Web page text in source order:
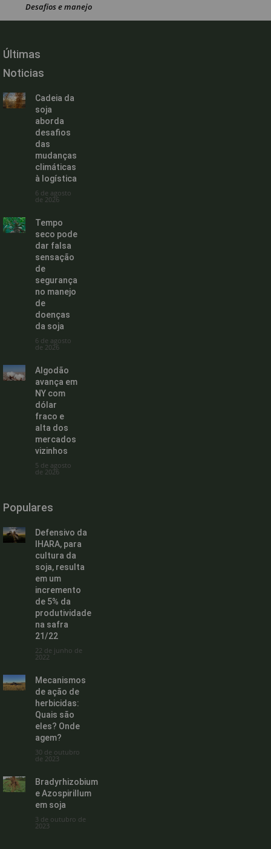
Desafios e manejo
Últimas
Noticias
Cadeia da
soja
aborda
desafios
das
mudanças
climáticas
à logística
6 de agosto
de 2026
Tempo
seco pode
dar falsa
sensação
de
segurança
no manejo
de
doenças
da soja
6 de agosto
de 2026
Algodão
avança em
NY com
dólar
fraco e
alta dos
mercados
vizinhos
5 de agosto
de 2026
Populares
Defensivo da
IHARA, para
cultura da
soja, resulta
em um
incremento
de 5% da
produtividade
na safra
21/22
22 de junho de
2022
Mecanismos
de ação de
herbicidas:
Quais são
eles? Onde
agem?
30 de outubro
de 2023
Bradyrhizobium
e Azospirillum
em soja
3 de outubro de
2023